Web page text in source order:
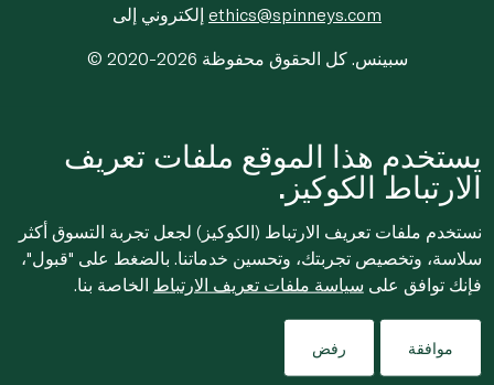
ethics@spinneys.com
© 2020-2026 سبينس. كل الحقوق محفوظة
يستخدم هذا الموقع ملفات تعريف
الارتباط الكوكيز.
نستخدم ملفات تعريف الارتباط (الكوكيز) لجعل تجربة التسوق أكثر
سلاسة، وتخصيص تجربتك، وتحسين خدماتنا. بالضغط على "قبول"،
فإنك توافق على سياسة ملفات تعريف الارتباط الخاصة بنا.
موافقة رفض